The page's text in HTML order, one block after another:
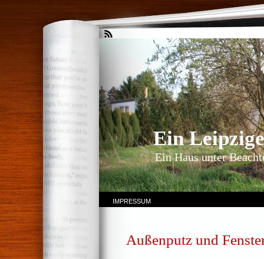
Ein
Ein Haus unter
IMPRESSUM
Außenputz und